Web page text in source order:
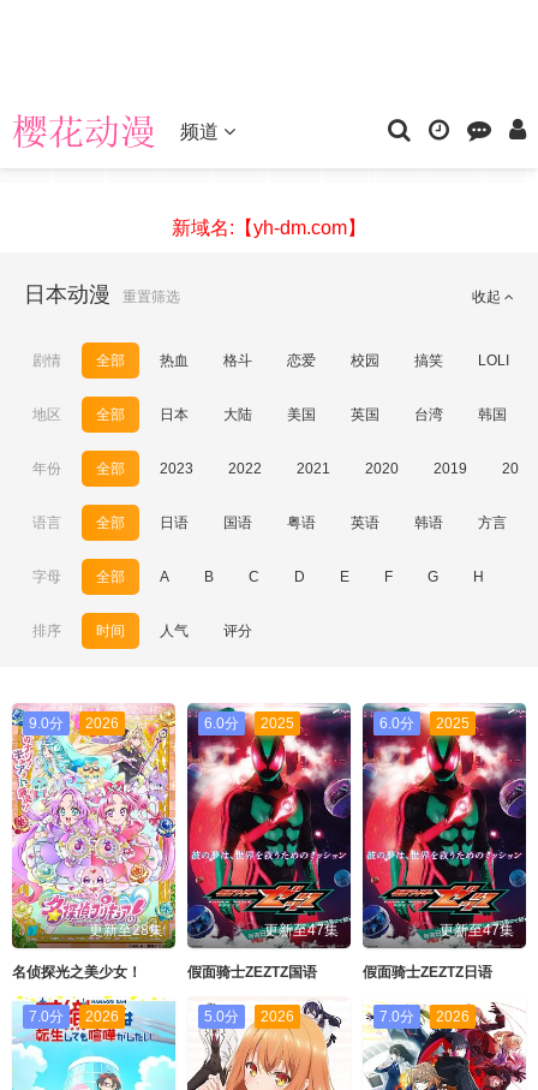
频道
新域名:【yh-dm.com】
收起
日本动漫 重置筛选
剧情 全部 热血 格斗 恋爱 校园 搞笑 LOLI
地区 全部 日本 大陆 美国 英国 台湾 韩国
年份 全部 2023 2022 2021 2020 2019 2018
语言 全部 日语 国语 粤语 英语 韩语 方言
字母 全部 A B C D E F G H
排序 时间 人气 评分
9.0分 2026
更新至28集
名侦探光之美少女！
6.0分 2025
更新至47集
假面骑士ZEZTZ国语
6.0分 2025
更新至47集
假面骑士ZEZTZ日语
7.0分 2026 5.0分 2026 7.0分 2026